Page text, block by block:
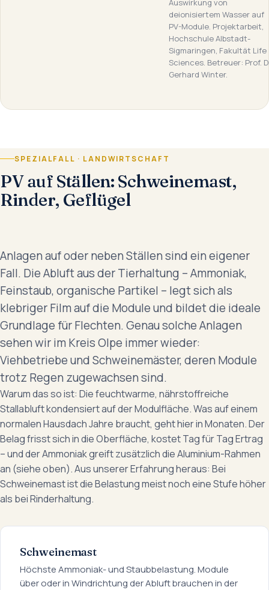
Auswirkung von
deionisiertem Wasser auf
PV-Module. Projektarbeit,
Hochschule Albstadt-
Sigmaringen, Fakultät Life
Sciences. Betreuer: Prof.
Gerhard Winter.
SPEZIALFALL · LANDWIRTSCHAFT
PV auf Ställen: Schweinemast,
Rinder, Geflügel
Anlagen auf oder neben Ställen sind ein eigener
Fall. Die Abluft aus der Tierhaltung – Ammoniak,
Feinstaub, organische Partikel – legt sich als
klebriger Film auf die Module und bildet die ideale
Grundlage für Flechten. Genau solche Anlagen
sehen wir im Kreis Olpe immer wieder:
Viehbetriebe und Schweinemäster, deren Module
trotz Regen zugewachsen sind.
Warum das so ist: Die feuchtwarme, nährstoffreiche
Stallabluft kondensiert auf der Modulfläche. Was auf einem
normalen Hausdach Jahre braucht, geht hier in Monaten. Der
Belag frisst sich in die Oberfläche, kostet Tag für Tag Ertrag
– und der Ammoniak greift zusätzlich die Aluminium-Rahmen
an (siehe oben). Aus unserer Erfahrung heraus: Bei
Schweinemast ist die Belastung meist noch eine Stufe höher
als bei Rinderhaltung.
Schweinemast
Höchste Ammoniak- und Staubbelastung. Module
über oder in Windrichtung der Abluft brauchen in der